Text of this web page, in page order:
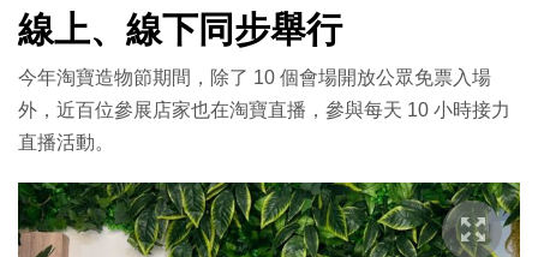
線上、線下同步舉行
今年淘寶造物節期間，除了 10 個會場開放公眾免票入場
外，近百位參展店家也在淘寶直播，參與每天 10 小時接力
直播活動。